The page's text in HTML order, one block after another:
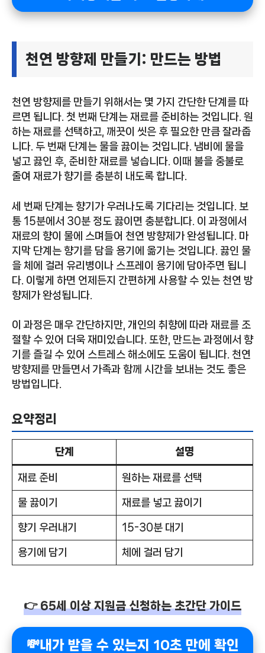
천연 방향제 만들기: 만드는 방법
천연 방향제를 만들기 위해서는 몇 가지 간단한 단계를 따
르면 됩니다. 첫 번째 단계는 재료를 준비하는 것입니다. 원
하는 재료를 선택하고, 깨끗이 씻은 후 필요한 만큼 잘라줍
니다. 두 번째 단계는 물을 끓이는 것입니다. 냄비에 물을
넣고 끓인 후, 준비한 재료를 넣습니다. 이때 불을 중불로
줄여 재료가 향기를 충분히 내도록 합니다.
세 번째 단계는 향기가 우러나도록 기다리는 것입니다. 보
통 15분에서 30분 정도 끓이면 충분합니다. 이 과정에서
재료의 향이 물에 스며들어 천연 방향제가 완성됩니다. 마
지막 단계는 향기를 담을 용기에 옮기는 것입니다. 끓인 물
을 체에 걸러 유리병이나 스프레이 용기에 담아주면 됩니
다. 이렇게 하면 언제든지 간편하게 사용할 수 있는 천연 방
향제가 완성됩니다.
이 과정은 매우 간단하지만, 개인의 취향에 따라 재료를 조
절할 수 있어 더욱 재미있습니다. 또한, 만드는 과정에서 향
기를 즐길 수 있어 스트레스 해소에도 도움이 됩니다. 천연
방향제를 만들면서 가족과 함께 시간을 보내는 것도 좋은
방법입니다.
요약정리
단계 설명
재료 준비 원하는 재료를 선택
물 끓이기 재료를 넣고 끓이기
향기 우러내기 15-30분 대기
용기에 담기 체에 걸러 담기
👉 65세 이상 지원금 신청하는 초간단 가이드
💸내가 받을 수 있는지 10초 만에 확인